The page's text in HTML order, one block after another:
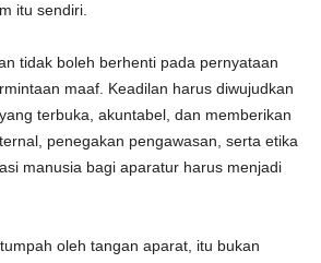
itu sendiri.
tidak boleh berhenti pada pernyataan
maaf. Keadilan harus diwujudkan
terbuka, akuntabel, dan memberikan
penegakan pengawasan, serta etika
manusia bagi aparatur harus menjadi
oleh tangan aparat, itu bukan